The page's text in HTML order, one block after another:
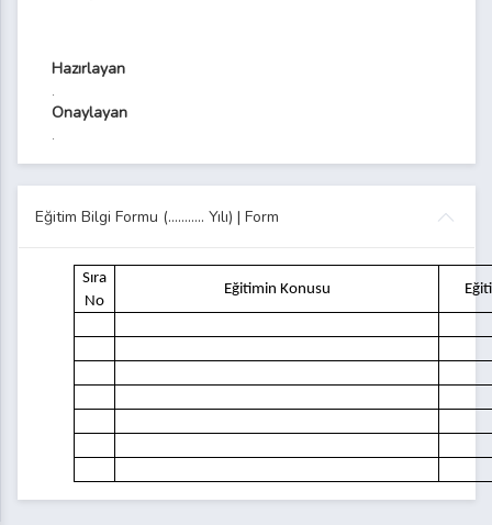
Hazırlayan
.
Onaylayan
.
Eğitim Bilgi Formu (……….. Yılı) | Form
Sıra
No
Eğitimin Konusu